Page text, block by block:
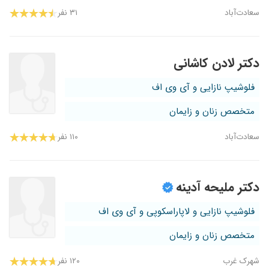
سعادت‌آباد ۳۱ نفر
دکتر لادن کاشانی
فلوشیپ نازایی و آی وی اف
متخصص زنان و زایمان
سعادت‌آباد ۱۱۰ نفر
دکتر ملیحه آدینه
فلوشیپ نازایی و لاپاراسکوپی و آی وی اف
متخصص زنان و زایمان
شهرک غرب ۱۲۰ نفر